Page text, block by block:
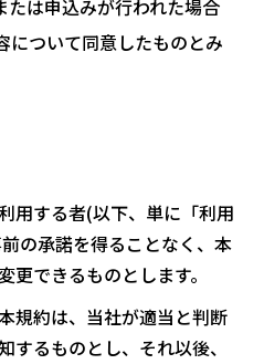
は申込みが⾏われた場合
について同意したものとみ
用する者(以下、単に「利用
の承諾を得ることなく、本
できるものとします。
規約は、当社が適当と判断
するものとし、それ以後、